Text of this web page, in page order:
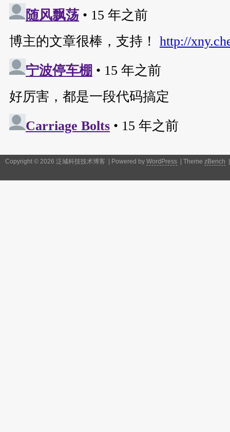
Copyright © 2026 泛城科技技术博客 | Powered by WordPress | Theme zBench